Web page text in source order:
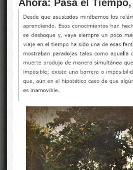
Ahora: Pasa el